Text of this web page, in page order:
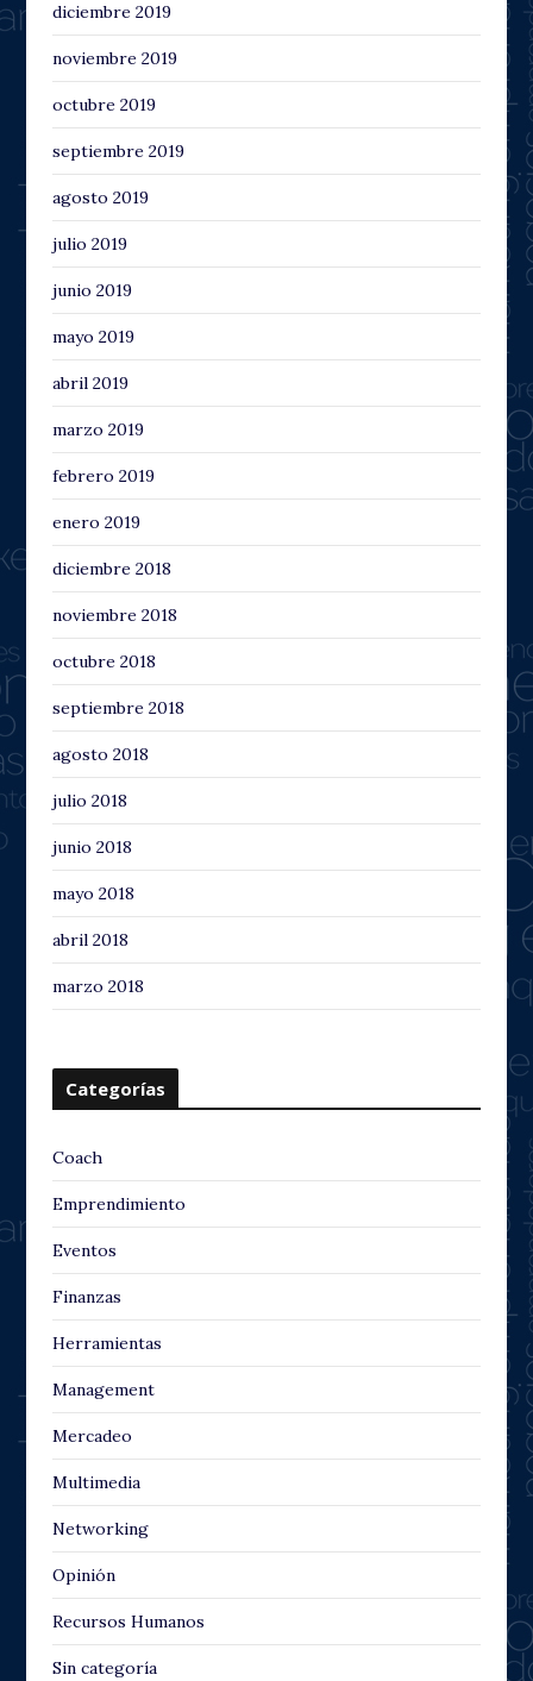
diciembre 2019
noviembre 2019
octubre 2019
septiembre 2019
agosto 2019
julio 2019
junio 2019
mayo 2019
abril 2019
marzo 2019
febrero 2019
enero 2019
diciembre 2018
noviembre 2018
octubre 2018
septiembre 2018
agosto 2018
julio 2018
junio 2018
mayo 2018
abril 2018
marzo 2018
Categorías
Coach
Emprendimiento
Eventos
Finanzas
Herramientas
Management
Mercadeo
Multimedia
Networking
Opinión
Recursos Humanos
Sin categoría